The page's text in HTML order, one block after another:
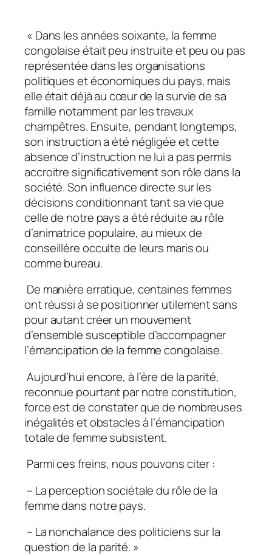
« Dans les années soixante, la femme
congolaise était peu instruite et peu ou pas
représentée dans les organisations
politiques et économiques du pays, mais
elle était déjà au cœur de la survie de sa
famille notamment par les travaux
champêtres. Ensuite, pendant longtemps,
son instruction a été négligée et cette
absence d’instruction ne lui a pas permis
accroitre significativement son rôle dans la
société. Son influence directe sur les
décisions conditionnant tant sa vie que
celle de notre pays a été réduite au rôle
d’animatrice populaire, au mieux de
conseillère occulte de leurs maris ou
comme bureau.
De manière erratique, centaines femmes
ont réussi à se positionner utilement sans
pour autant créer un mouvement
d’ensemble susceptible d’accompagner
l’émancipation de la femme congolaise.
Aujourd’hui encore, à l’ère de la parité,
reconnue pourtant par notre constitution,
force est de constater que de nombreuses
inégalités et obstacles à l’émancipation
totale de femme subsistent.
Parmi ces freins, nous pouvons citer :
– La perception sociétale du rôle de la
femme dans notre pays.
– La nonchalance des politiciens sur la
question de la parité. »